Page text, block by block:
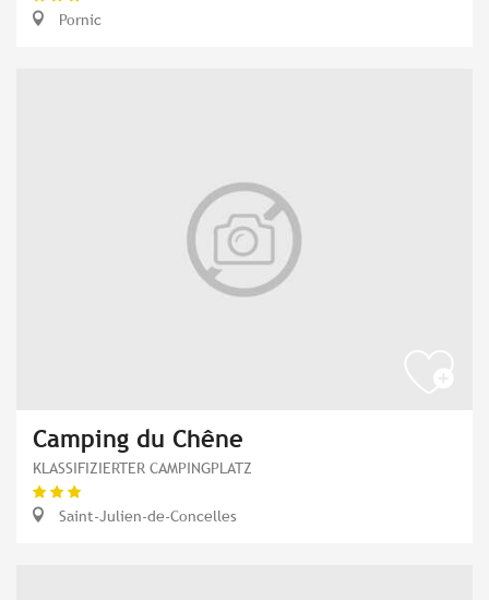
Pornic
Camping du Chêne
KLASSIFIZIERTER CAMPINGPLATZ
Saint-Julien-de-Concelles